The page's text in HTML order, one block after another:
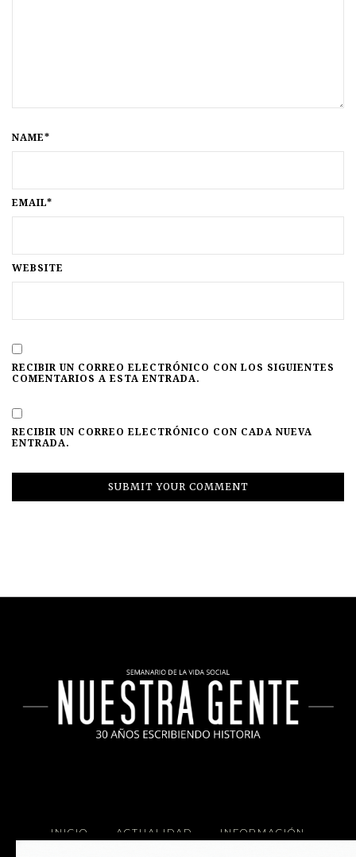
NAME*
EMAIL*
WEBSITE
RECIBIR UN CORREO ELECTRÓNICO CON LOS SIGUIENTES
COMENTARIOS A ESTA ENTRADA.
RECIBIR UN CORREO ELECTRÓNICO CON CADA NUEVA
ENTRADA.
INICIO ACTUALIDAD INFORMACIÓN